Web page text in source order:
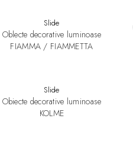
Slide
Oblecte decorative luminoase
FIAMMA / FIAMMETTA
Slide
Obiecte decorative luminoase
KOLME